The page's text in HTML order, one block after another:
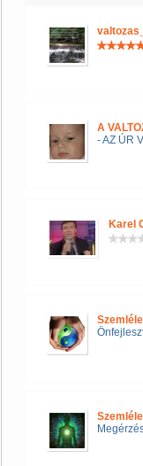
A
- AZ ÚR
Karel